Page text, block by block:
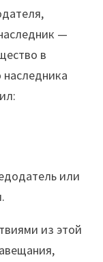
—
в
наследника
или
из этой